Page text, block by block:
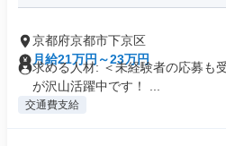
京都府京都市下京区
月給21万円～23万円
求める人材: ＜未経験者の応募も
が沢山活躍中です！ ...
交通費支給